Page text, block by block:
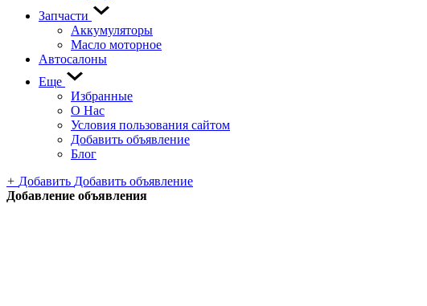
Запчасти
Аккумуляторы
Масло моторное
Автосалоны
Еще
Избранные
О Нас
Условия пользования сайтом
Добавить объявление
Блог
+ Добавить Добавить объявление
Добавление объявления